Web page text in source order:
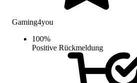
Gaming4you
100%
Positive Rückmeldung